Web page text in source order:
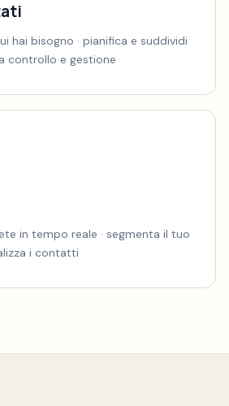
hai bisogno · pianifica e suddividi
controllo e gestione
in tempo reale · segmenta il tuo
i contatti